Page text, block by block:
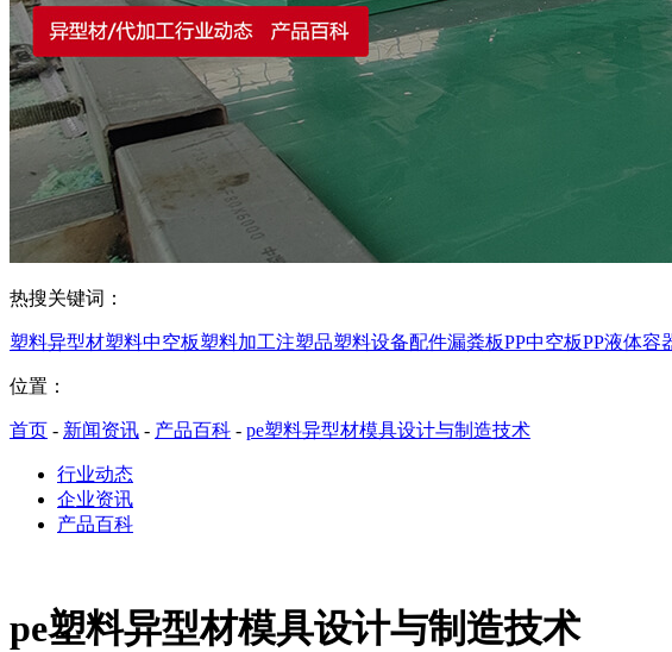
热搜关键词：
塑料异型材塑料中空板塑料加工注塑品塑料设备配件漏粪板PP中空板PP液体容
位置：
首页 - 新闻资讯 - 产品百科 - pe塑料异型材模具设计与制造技术
行业动态
企业资讯
产品百科
pe塑料异型材模具设计与制造技术